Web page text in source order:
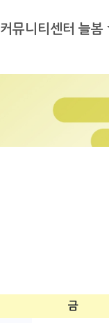
커뮤니티센터 늘봄
금